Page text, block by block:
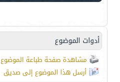
أدوات الموضوع
مشاهدة صفحة طباعة الموضوع
أرسل هذا الموضوع إلى صديق